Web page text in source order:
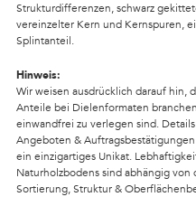
Strukturdifferenzen, schwarz
vereinzelter Kern und Kernspuren,
Splintanteil.
Hinweis:
Wir weisen ausdrücklich darauf hin,
Anteile bei Dielenformaten
einwandfrei zu verlegen sind.
Angeboten &
ein einzigartiges Unikat.
Naturholzbodens sind abhängig
Sortierung, Struktur &